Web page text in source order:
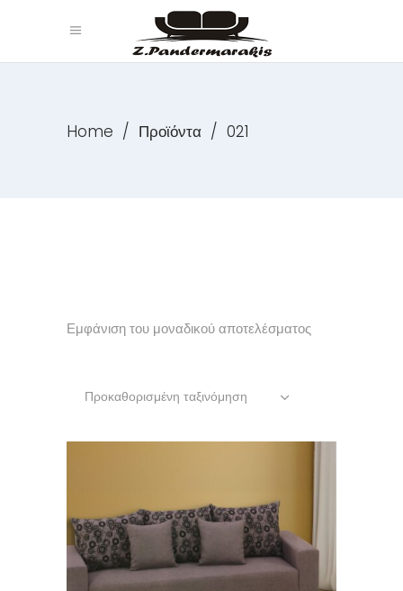
Home / Προϊόντα / 021
Εμφάνιση του μοναδικού αποτελέσματος
Προκαθορισμένη ταξινόμηση